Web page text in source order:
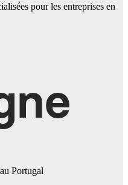
pour les entreprises en
Portugal